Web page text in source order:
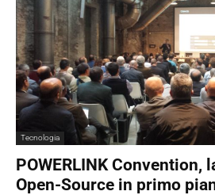
Tecnologia
POWERLINK Convention,
Open-Source in primo